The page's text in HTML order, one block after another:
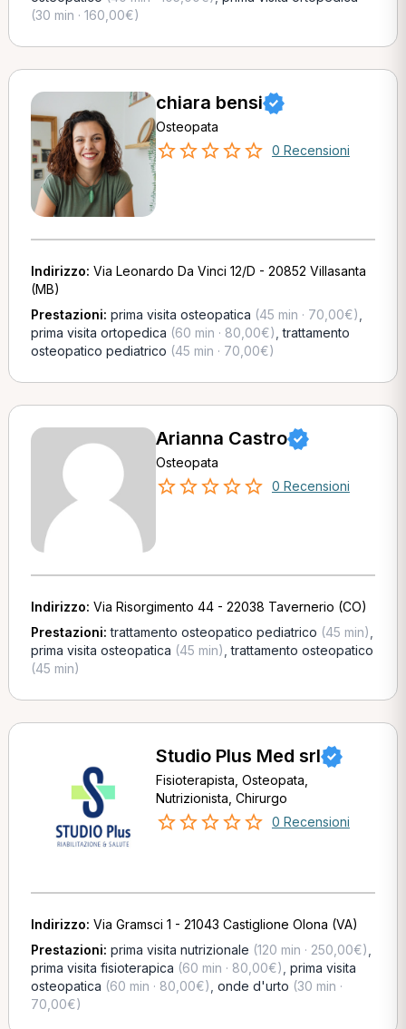
(30 min · 160,00€)
chiara bensi
Osteopata
0 Recensioni
Indirizzo: Via Leonardo Da Vinci 12/D - 20852 Villasanta
(MB)
Prestazioni: prima visita osteopatica (45 min · 70,00€)
prima visita ortopedica (60 min · 80,00€) ,trattamento
osteopatico pediatrico (45 min · 70,00€)
Arianna Castro
Osteopata
0 Recensioni
Indirizzo: Via Risorgimento 44 - 22038 Tavernerio (CO)
Prestazioni:trattamento osteopatico pediatrico (45 min)
prima visita osteopatica (45 min) ,trattamento osteopatico
(45 min)
Studio Plus Med srl
Fisioterapista, Osteopata,
Nutrizionista, Chirurgo
0 Recensioni
Indirizzo: Via Gramsci 1 - 21043 Castiglione Olona (VA)
Prestazioni: prima visita nutrizionale (120 min · 250,00€)
prima visita fisioterapica (60 min · 80,00€) prima visita
osteopatica (60 min · 80,00€) onde d'urto (30 min ·
70,00€)